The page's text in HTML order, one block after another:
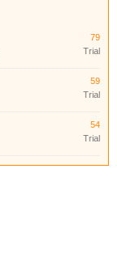
79
Trial
59
Trial
54
Trial